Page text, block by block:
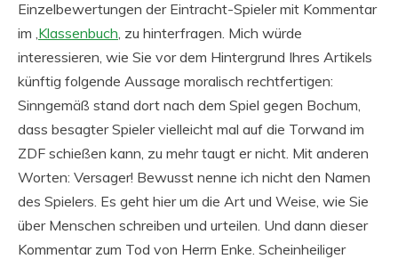
Einzelbewertungen der Eintracht-Spieler mit Kommentar
im ‚Klassenbuch‚ zu hinterfragen. Mich würde
interessieren, wie Sie vor dem Hintergrund Ihres Artikels
künftig folgende Aussage moralisch rechtfertigen:
Sinngemäß stand dort nach dem Spiel gegen Bochum,
dass besagter Spieler vielleicht mal auf die Torwand im
ZDF schießen kann, zu mehr taugt er nicht. Mit anderen
Worten: Versager! Bewusst nenne ich nicht den Namen
des Spielers. Es geht hier um die Art und Weise, wie Sie
über Menschen schreiben und urteilen. Und dann dieser
Kommentar zum Tod von Herrn Enke. Scheinheiliger